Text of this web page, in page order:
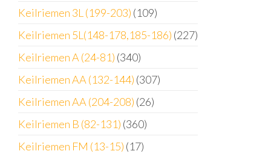
Keilriemen 3L (199-203) (109)
Keilriemen 5L(148-178,185-186) (227)
Keilriemen A (24-81) (340)
Keilriemen AA (132-144) (307)
Keilriemen AA (204-208) (26)
Keilriemen B (82-131) (360)
Keilriemen FM (13-15) (17)